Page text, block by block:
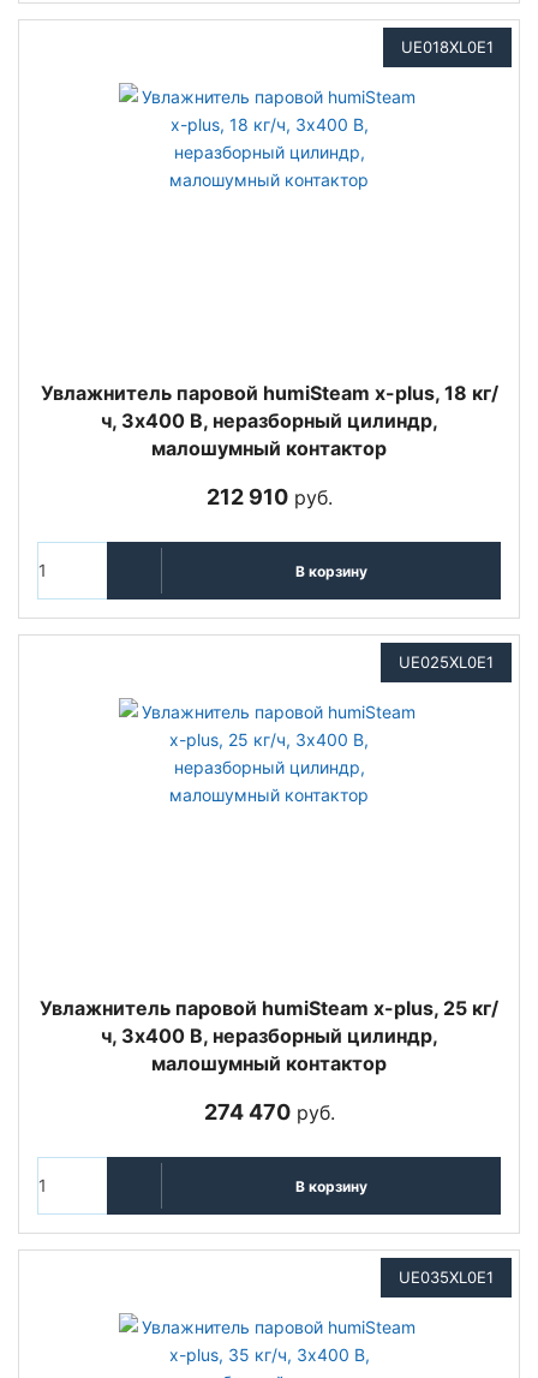
UE018XL0E1
Увлажнитель паровой humiSteam x-plus, 18 кг/
ч, 3х400 В, неразборный цилиндр,
малошумный контактор
212 910руб.
В корзину
UE025XL0E1
Увлажнитель паровой humiSteam x-plus, 25 кг/
ч, 3х400 В, неразборный цилиндр,
малошумный контактор
274 470руб.
В корзину
UE035XL0E1